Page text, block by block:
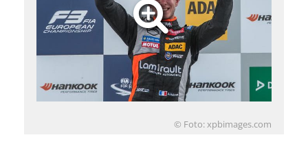
© Foto: xpbimages.com